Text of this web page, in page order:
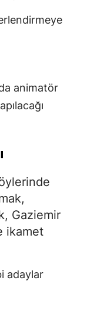
animatör
Gaziemir
ikamet
adaylar